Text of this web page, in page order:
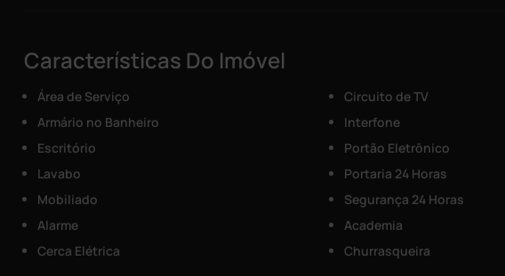
Características Do Imóvel
Área de Serviço
Armário no Banheiro
Escritório
Lavabo
Mobiliado
Alarme
Cerca Elétrica
Circuito de TV
Interfone
Portão Eletrônico
Portaria 24 Horas
Segurança 24 Horas
Academia
Churrasqueira